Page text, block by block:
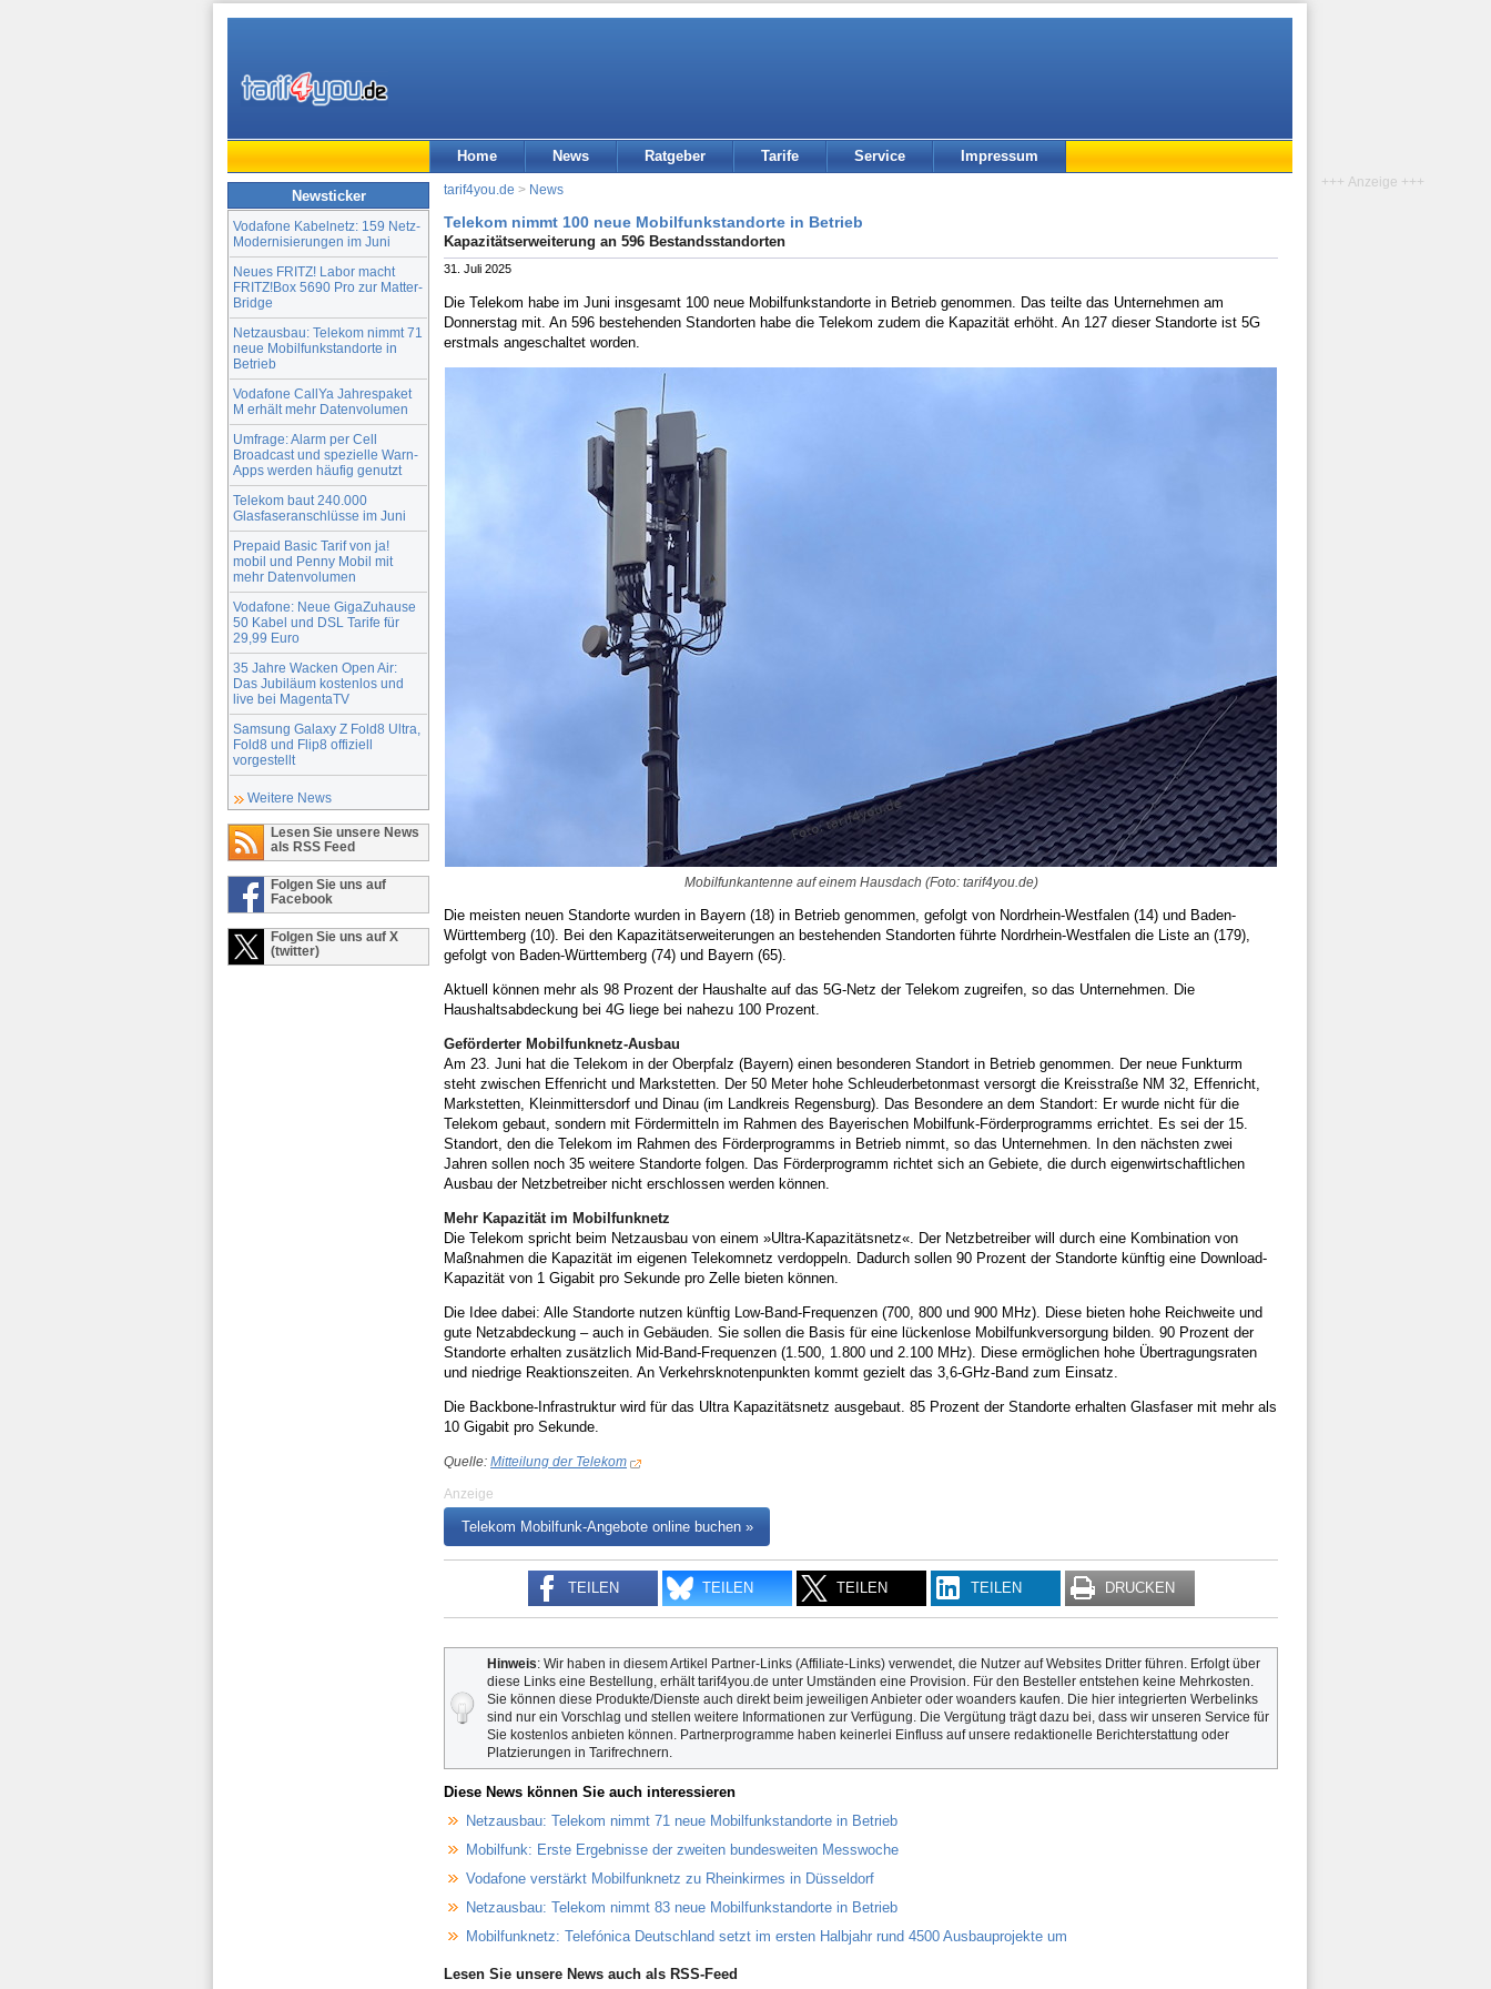
Home News Ratgeber Tarife Service Impressum
Newsticker
Vodafone Kabelnetz: 159 Netz-
Modernisierungen im Juni
Neues FRITZ! Labor macht
FRITZ!Box 5690 Pro zur Matter-
Bridge
Netzausbau: Telekom nimmt 71
neue Mobilfunkstandorte in
Betrieb
Vodafone CallYa Jahrespaket
M erhält mehr Datenvolumen
Umfrage: Alarm per Cell
Broadcast und spezielle Warn-
Apps werden häufig genutzt
Telekom baut 240.000
Glasfaseranschlüsse im Juni
Prepaid Basic Tarif von ja!
mobil und Penny Mobil mit
mehr Datenvolumen
Vodafone: Neue GigaZuhause
50 Kabel und DSL Tarife für
29,99 Euro
35 Jahre Wacken Open Air:
Das Jubiläum kostenlos und
live bei MagentaTV
Samsung Galaxy Z Fold8 Ultra,
Fold8 und Flip8 offiziell
vorgestellt
Weitere News
Lesen Sie unsere News
als RSS Feed
Folgen Sie uns auf
Facebook
Folgen Sie uns auf X
(twitter)
tarif4you.de > News
Telekom nimmt 100 neue Mobilfunkstandorte in Betrieb
Kapazitätserweiterung an 596 Bestandsstandorten
31. Juli 2025
Die Telekom habe im Juni insgesamt 100 neue Mobilfunkstandorte in Betrieb genommen. Das teilte das Unternehmen am
Donnerstag mit. An 596 bestehenden Standorten habe die Telekom zudem die Kapazität erhöht. An 127 dieser Standorte ist 5G
erstmals angeschaltet worden.
Mobilfunkantenne auf einem Hausdach (Foto: tarif4you.de)
Die meisten neuen Standorte wurden in Bayern (18) in Betrieb genommen, gefolgt von Nordrhein-Westfalen (14) und Baden-
Württemberg (10). Bei den Kapazitätserweiterungen an bestehenden Standorten führte Nordrhein-Westfalen die Liste an (179),
gefolgt von Baden-Württemberg (74) und Bayern (65).
Aktuell können mehr als 98 Prozent der Haushalte auf das 5G-Netz der Telekom zugreifen, so das Unternehmen. Die
Haushaltsabdeckung bei 4G liege bei nahezu 100 Prozent.
Geförderter Mobilfunknetz-Ausbau
Am 23. Juni hat die Telekom in der Oberpfalz (Bayern) einen besonderen Standort in Betrieb genommen. Der neue Funkturm
steht zwischen Effenricht und Markstetten. Der 50 Meter hohe Schleuderbetonmast versorgt die Kreisstraße NM 32, Effenricht,
Markstetten, Kleinmittersdorf und Dinau (im Landkreis Regensburg). Das Besondere an dem Standort: Er wurde nicht für die
Telekom gebaut, sondern mit Fördermitteln im Rahmen des Bayerischen Mobilfunk-Förderprogramms errichtet. Es sei der 15.
Standort, den die Telekom im Rahmen des Förderprogramms in Betrieb nimmt, so das Unternehmen. In den nächsten zwei
Jahren sollen noch 35 weitere Standorte folgen. Das Förderprogramm richtet sich an Gebiete, die durch eigenwirtschaftlichen
Ausbau der Netzbetreiber nicht erschlossen werden können.
Mehr Kapazität im Mobilfunknetz
Die Telekom spricht beim Netzausbau von einem »Ultra-Kapazitätsnetz«. Der Netzbetreiber will durch eine Kombination von
Maßnahmen die Kapazität im eigenen Telekomnetz verdoppeln. Dadurch sollen 90 Prozent der Standorte künftig eine Download-
Kapazität von 1 Gigabit pro Sekunde pro Zelle bieten können.
Die Idee dabei: Alle Standorte nutzen künftig Low-Band-Frequenzen (700, 800 und 900 MHz). Diese bieten hohe Reichweite und
gute Netzabdeckung – auch in Gebäuden. Sie sollen die Basis für eine lückenlose Mobilfunkversorgung bilden. 90 Prozent der
Standorte erhalten zusätzlich Mid-Band-Frequenzen (1.500, 1.800 und 2.100 MHz). Diese ermöglichen hohe Übertragungsraten
und niedrige Reaktionszeiten. An Verkehrsknotenpunkten kommt gezielt das 3,6-GHz-Band zum Einsatz.
Die Backbone-Infrastruktur wird für das Ultra Kapazitätsnetz ausgebaut. 85 Prozent der Standorte erhalten Glasfaser mit mehr als
10 Gigabit pro Sekunde.
Quelle: Mitteilung der Telekom
Anzeige
Telekom Mobilfunk-Angebote online buchen »
TEILEN TEILEN TEILEN TEILEN DRUCKEN
Hinweis: Wir haben in diesem Artikel Partner-Links (Affiliate-Links) verwendet, die Nutzer auf Websites Dritter führen. Erfolgt über
diese Links eine Bestellung, erhält tarif4you.de unter Umständen eine Provision. Für den Besteller entstehen keine Mehrkosten.
Sie können diese Produkte/Dienste auch direkt beim jeweiligen Anbieter oder woanders kaufen. Die hier integrierten Werbelinks
sind nur ein Vorschlag und stellen weitere Informationen zur Verfügung. Die Vergütung trägt dazu bei, dass wir unseren Service für
Sie kostenlos anbieten können. Partnerprogramme haben keinerlei Einfluss auf unsere redaktionelle Berichterstattung oder
Platzierungen in Tarifrechnern.
Diese News können Sie auch interessieren
Netzausbau: Telekom nimmt 71 neue Mobilfunkstandorte in Betrieb
Mobilfunk: Erste Ergebnisse der zweiten bundesweiten Messwoche
Vodafone verstärkt Mobilfunknetz zu Rheinkirmes in Düsseldorf
Netzausbau: Telekom nimmt 83 neue Mobilfunkstandorte in Betrieb
Mobilfunknetz: Telefónica Deutschland setzt im ersten Halbjahr rund 4500 Ausbauprojekte um
Lesen Sie unsere News auch als RSS-Feed
+++ Anzeige +++